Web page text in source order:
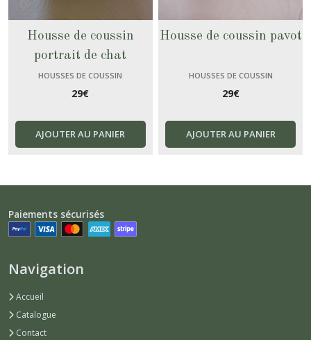
Housse de coussin
portrait de chat
HOUSSES DE COUSSIN
29€
AJOUTER AU PANIER
Housse de coussin pavot
HOUSSES DE COUSSIN
29€
AJOUTER AU PANIER
Paiements sécurisés
Navigation
Accueil
Catalogue
Contact